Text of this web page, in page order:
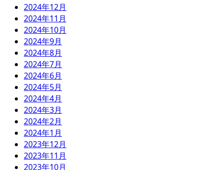
2024年12月
2024年11月
2024年10月
2024年9月
2024年8月
2024年7月
2024年6月
2024年5月
2024年4月
2024年3月
2024年2月
2024年1月
2023年12月
2023年11月
2023年10月